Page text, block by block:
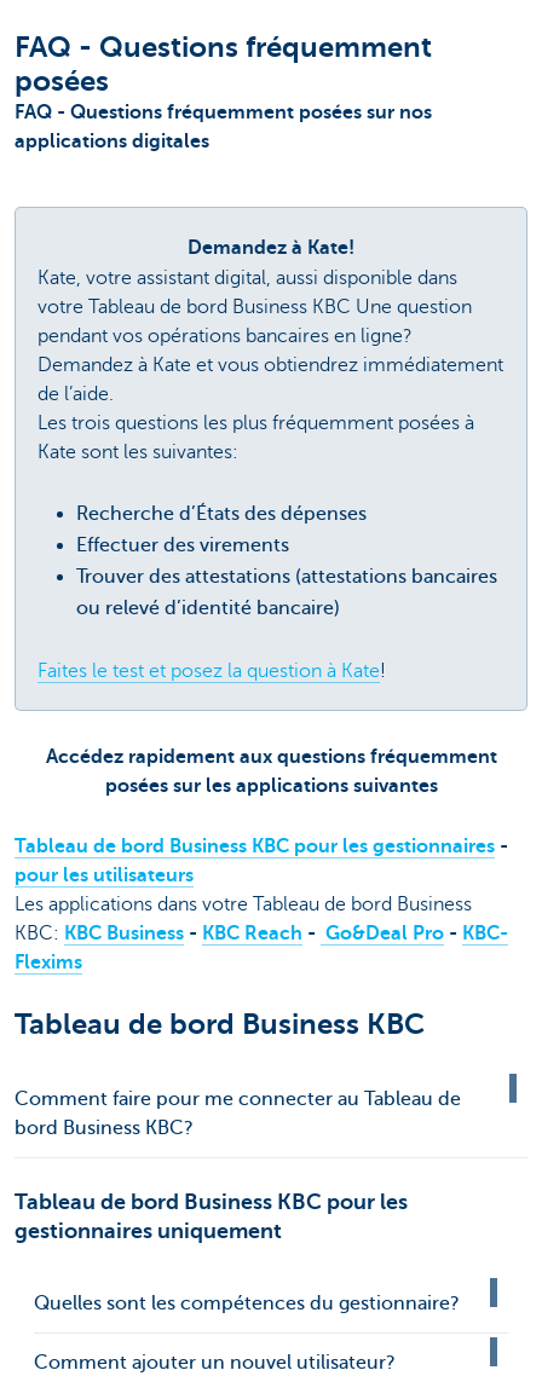
FAQ - Questions fréquemment
posées
FAQ - Questions fréquemment posées sur nos
applications digitales
Demandez à Kate!
Kate, votre assistant digital, aussi disponible dans
votre Tableau de bord Business KBC Une question
pendant vos opérations bancaires en ligne?
Demandez à Kate et vous obtiendrez immédiatement
de l’aide.
Les trois questions les plus fréquemment posées à
Kate sont les suivantes:
Recherche d’États des dépenses
Effectuer des virements
Trouver des attestations (attestations bancaires
ou relevé d’identité bancaire)
Faites le test et posez la question à Kate!
Accédez rapidement aux questions fréquemment
posées sur les applications suivantes
Tableau de bord Business KBC pour les gestionnaires -
pour les utilisateurs
Les applications dans votre Tableau de bord Business
KBC: KBC Business - KBC Reach - Go&Deal Pro - KBC-
Flexims
Tableau de bord Business KBC
Comment faire pour me connecter au Tableau de
bord Business KBC?
Tableau de bord Business KBC pour les
gestionnaires uniquement
Quelles sont les compétences du gestionnaire?
Comment ajouter un nouvel utilisateur?